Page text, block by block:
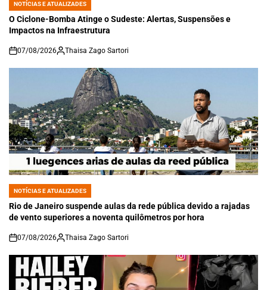
POSTED
IN
NOTÍCIAS E ATUALIZADES
O Ciclone-Bomba Atinge o Sudeste: Alertas, Suspensões e
Impactos na Infraestrutura
on
07/08/2026 Thaisa Zago Sartori
POSTED
IN
NOTÍCIAS E ATUALIZADES
Rio de Janeiro suspende aulas da rede pública devido a rajadas
de vento superiores a noventa quilômetros por hora
on
07/08/2026 Thaisa Zago Sartori